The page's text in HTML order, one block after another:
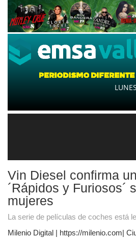
Vin Diesel confirma
´Rápidos y Furiosos´
mujeres
La serie de películas de coches está
Milenio Digital | https://milenio.com|